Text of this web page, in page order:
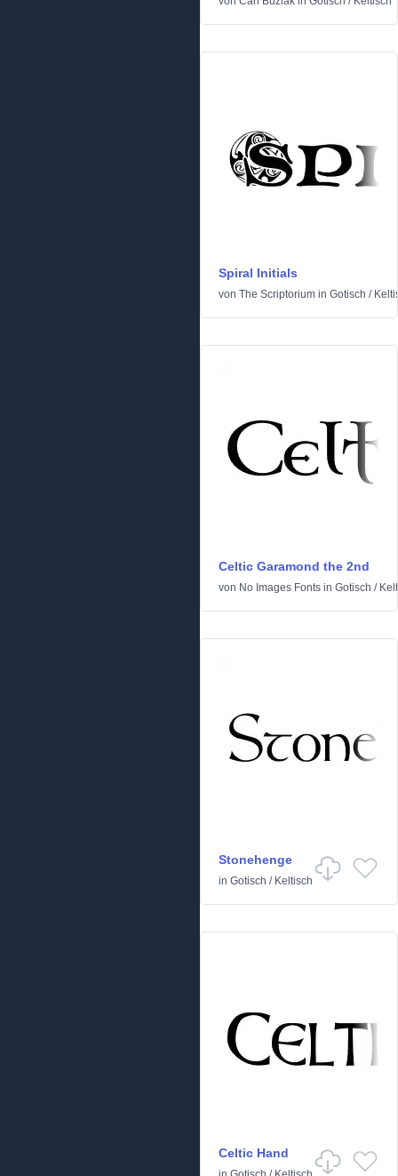
Spiral Initials
von The Scriptorium in Gotisch /
Celtic Garamond the 2nd
von No Images Fonts in Gotisch /
Stonehenge
in Gotisch / Keltisch
Celtic Hand